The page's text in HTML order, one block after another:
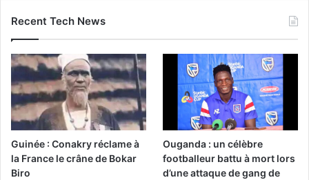
Recent Tech News
Guinée : Conakry réclame à
la France le crâne de Bokar
Biro
Ouganda : un célèbre
footballeur battu à mort lors
d’une attaque de gang de